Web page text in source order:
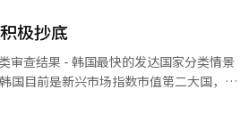
会已经反映在当前的估值中，风险与收益
求迅速增加。市场预期，东芝在2026财年
将大大超过丰田提出的3万亿日元的营业
计将出现前所未有的繁荣。”野村证券也
元上调至11万5000日元。 今年以
极抄底
审查结果 - 韩国最快的发达国家分类情景
国目前是新兴市场指数市值第二大国，纳
跟踪资金规模大于新兴市场，但由于韩